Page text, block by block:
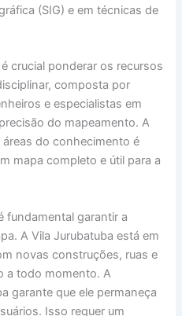
(SIG) e em técnicas de
crucial ponderar os recursos
composta por
e especialistas em
do mapeamento. A
do conhecimento é
mapa completo e útil para a
fundamental garantir a
A Vila Jurubatuba está em
novas construções, ruas e
a todo momento. A
garante que ele permaneça
Isso requer um